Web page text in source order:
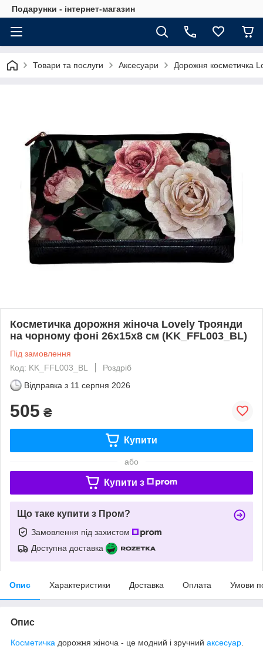
Подарунки - інтернет-магазин
Товари та послуги Аксесуари Дорожня косметичка
Косметичка дорожня жіноча Lovely Троянди
на чорному фоні 26x15x8 см (KK_FFL003_BL)
Під замовлення
Код: KK_FFL003_BL
Роздріб
Відправка з 11 серпня 2026
505 ₴
Купити
або
Купити з
Що таке купити з Пром?
Замовлення під захистом
Доступна доставка
Опис Характеристики Доставка Оплата Умови
Опис
Косметичка дорожня жіноча - це модний і зручний аксесуар